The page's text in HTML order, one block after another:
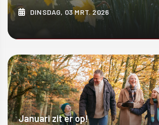
DINSDAG, 03 MRT. 2026
ONTDEK MEER
Januari zit er op!